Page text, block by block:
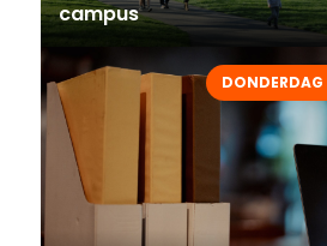
campus